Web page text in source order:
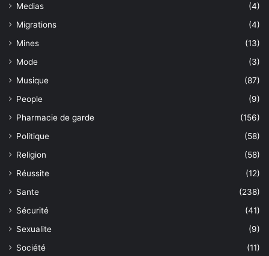
Medias
(4)
Migrations
(4)
Mines
(13)
Mode
(3)
Musique
(87)
People
(9)
Pharmacie de garde
(156)
Politique
(58)
Religion
(58)
Réussite
(12)
Sante
(238)
Sécurité
(41)
Sexualite
(9)
Société
(11)